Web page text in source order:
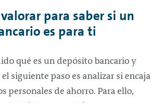
para saber si un
es para ti
qué es un depósito bancario y
siguiente paso es analizar si encaja
personales de ahorro. Para ello,